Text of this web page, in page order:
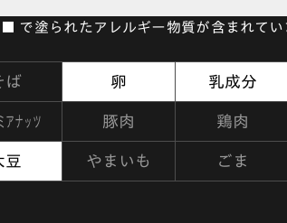
で塗られたアレルギー物質が含まれて
ば 卵 乳成分
アナッツ 豚肉 鶏肉
豆 やまいも ごま